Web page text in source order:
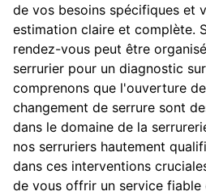
de vos besoins spécifiques et
estimation claire et complète.
rendez-vous peut être
serrurier pour un diagnostic
comprenons que l'ouverture
changement de serrure sont
dans le domaine de la
nos serruriers hautement
dans ces interventions
de vous offrir un service fiable